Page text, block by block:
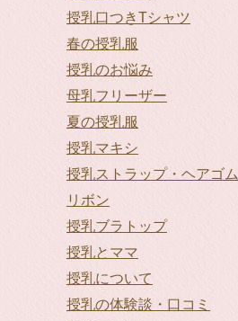
授乳口つきTシャツ
春の授乳服
授乳のお悩み
母乳フリーザー
夏の授乳服
授乳マキシ
授乳ストラップ・ヘアゴム
リボン
授乳ブラトップ
授乳とママ
授乳について
授乳の体験談・口コミ